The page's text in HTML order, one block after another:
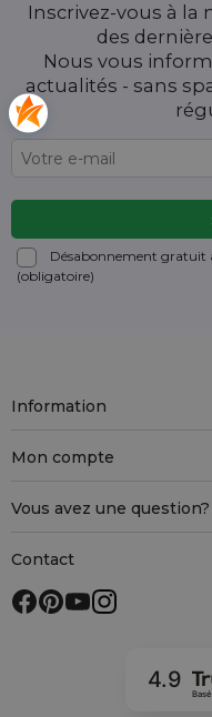
Inscrivez-vous à
des
Nous vous
actualités - sans
Désabonnement gratuit
(obligatoire)
Information
Mon compte
Vous avez une question?
Contact
4.9